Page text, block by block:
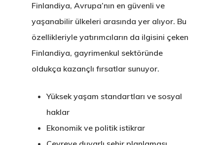
Finlandiya, Avrupa’nın en güvenli ve
yaşanabilir ülkeleri arasında yer alıyor. Bu
özellikleriyle yatırımcıların da ilgisini çeken
Finlandiya, gayrimenkul sektöründe
oldukça kazançlı fırsatlar sunuyor.
Yüksek yaşam standartları ve sosyal
haklar
Ekonomik ve politik istikrar